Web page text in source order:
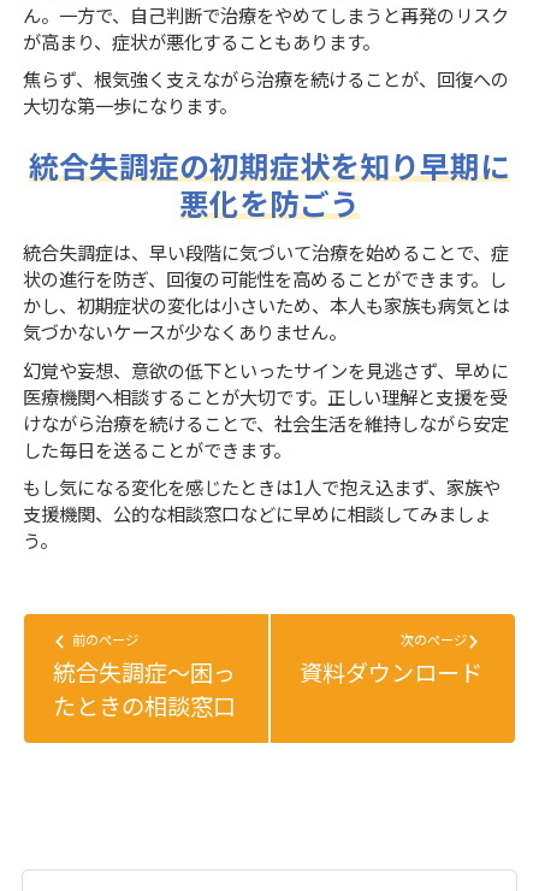
ん。一方で、自己判断で治療をやめてしまうと再発のリスク
が高まり、症状が悪化することもあります。
焦らず、根気強く支えながら治療を続けることが、回復への
大切な第一歩になります。
統合失調症の初期症状を知り早期に
悪化を防ごう
統合失調症は、早い段階に気づいて治療を始めることで、症
状の進行を防ぎ、回復の可能性を高めることができます。し
かし、初期症状の変化は小さいため、本人も家族も病気とは
気づかないケースが少なくありません。
幻覚や妄想、意欲の低下といったサインを見逃さず、早めに
医療機関へ相談することが大切です。正しい理解と支援を受
けながら治療を続けることで、社会生活を維持しながら安定
した毎日を送ることができます。
もし気になる変化を感じたときは1人で抱え込まず、家族や
支援機関、公的な相談窓口などに早めに相談してみましょ
う。
前のページ
統合失調症〜困っ
たときの相談窓口
次のページ
資料ダウンロード